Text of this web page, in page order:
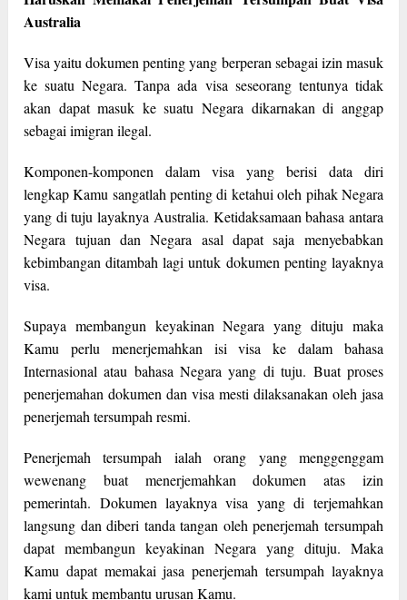
Australia
Visa yaitu dokumen penting yang berperan sebagai izin masuk
ke suatu Negara. Tanpa ada visa seseorang tentunya tidak
akan dapat masuk ke suatu Negara dikarnakan di anggap
sebagai imigran ilegal.
Komponen-komponen dalam visa yang berisi data diri
lengkap Kamu sangatlah penting di ketahui oleh pihak Negara
yang di tuju layaknya Australia. Ketidaksamaan bahasa antara
Negara tujuan dan Negara asal dapat saja menyebabkan
kebimbangan ditambah lagi untuk dokumen penting layaknya
visa.
Supaya membangun keyakinan Negara yang dituju maka
Kamu perlu menerjemahkan isi visa ke dalam bahasa
Internasional atau bahasa Negara yang di tuju. Buat proses
penerjemahan dokumen dan visa mesti dilaksanakan oleh jasa
penerjemah tersumpah resmi.
Penerjemah tersumpah ialah orang yang menggenggam
wewenang buat menerjemahkan dokumen atas izin
pemerintah. Dokumen layaknya visa yang di terjemahkan
langsung dan diberi tanda tangan oleh penerjemah tersumpah
dapat membangun keyakinan Negara yang dituju. Maka
Kamu dapat memakai jasa penerjemah tersumpah layaknya
kami untuk membantu urusan Kamu.